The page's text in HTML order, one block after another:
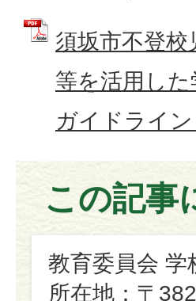
須坂市不登
等を活用し
ガイドライ
この記事
教育委員会 学
所在地：〒